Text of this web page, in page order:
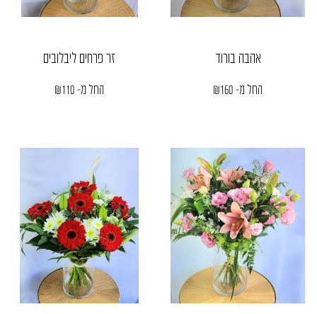
אהבה בורוד
החל מ- ₪160
זר פרחים ליבלובים
החל מ- ₪110